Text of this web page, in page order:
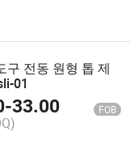
구 전동 원형 톱 제
01
-33.00 FOB